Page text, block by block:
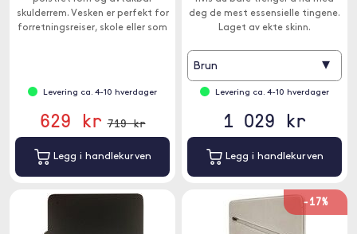
skulderrem. Vesken er perfekt for
forretningsreiser, skole eller som
Levering ca. 4-10 hverdager
629 kr 719 kr
Legg i handlekurven
deg de mest essensielle tingene.
Laget av ekte skinn.
Brun ▾
Levering ca. 4-10 hverdager
1 029 kr
Legg i handlekurven
-17%